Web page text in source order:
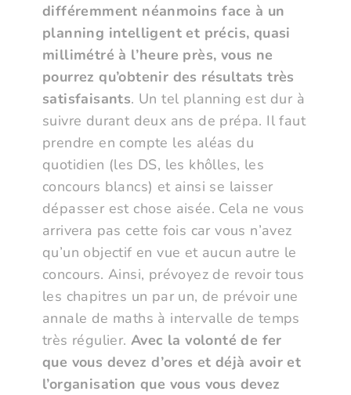
différemment néanmoins face à un
planning intelligent et précis, quasi
millimétré à l’heure près, vous ne
pourrez qu’obtenir des résultats très
satisfaisants. Un tel planning est dur à
suivre durant deux ans de prépa. Il faut
prendre en compte les aléas du
quotidien (les DS, les khôlles, les
concours blancs) et ainsi se laisser
dépasser est chose aisée. Cela ne vous
arrivera pas cette fois car vous n’avez
qu’un objectif en vue et aucun autre le
concours. Ainsi, prévoyez de revoir tous
les chapitres un par un, de prévoir une
annale de maths à intervalle de temps
très régulier.Avec la volonté de fer
que vous devez d’ores et déjà avoir et
l’organisation que vous vous devez